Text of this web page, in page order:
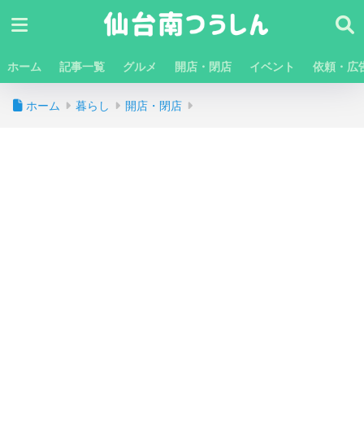
ホーム 記事一覧 グルメ 開店・閉店 イベント 依頼・広
ホーム 暮らし 開店・閉店